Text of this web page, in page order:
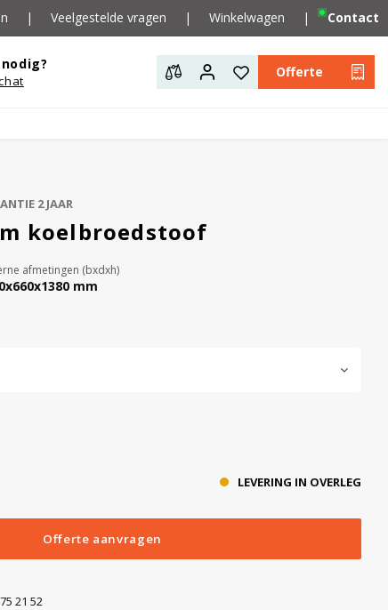
| Veelgestelde vragen | Winkelwagen | Contact
Offerte
2 JAAR
koelbroedstoof
afmetingen (bxdxh)
mm
LEVERING IN OVERLEG
Offerte aanvragen
21 52